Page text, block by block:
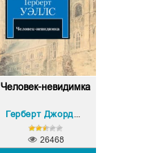
Человек-невидимка
Герберт Джордж Уэллс
26468